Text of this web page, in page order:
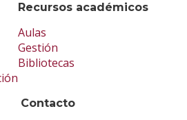
Recursos académicos
Aulas
Gestión
Bibliotecas
Contacto